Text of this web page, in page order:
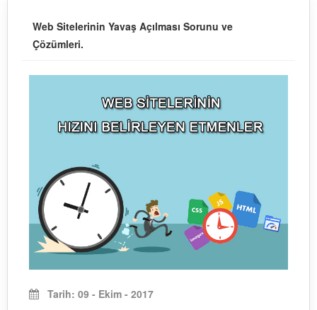
Web Sitelerinin Yavaş Açılması Sorunu ve
Çözümleri.
Tarih: 09 - Ekim - 2017